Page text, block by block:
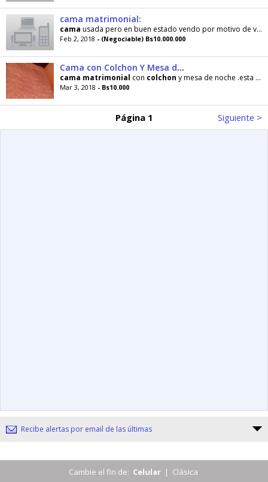
cama matrimonial:
cama usada pero en buen estado vendo por motivo de viaje con su
Feb 2, 2018 - (Negociable) Bs10.000.000
Cama con Colchon Y Mesa de Noche
cama matrimonial con colchon y mesa de noche .esta en muy buenas condiciones y muy buen
Mar 3, 2018 - Bs10.000
Página 1 Siguiente >
Recibe alertas por email de las últimas
Cambie el fin de: Celular | Clásica